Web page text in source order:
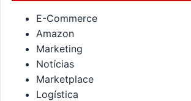
E-Commerce
Amazon
Marketing
Notícias
Marketplace
Logística